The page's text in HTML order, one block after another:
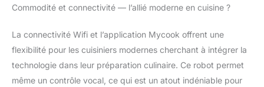
accéder en un seul clic
récepteur. Robot de
recettes de 200
recettes avec entrées,
premières, secondes et
Commodité et connectivité — l’allié moderne en cuisine ?
La connectivité Wifi et l’application Mycook offrent une
flexibilité pour les cuisiniers modernes cherchant à intégrer la
technologie dans leur préparation culinaire. Ce robot permet
même un contrôle vocal, ce qui est un atout indéniable pour